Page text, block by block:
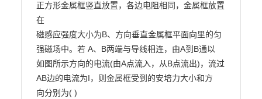
正方形金属框竖直放置，各边电阻相同，金属框放置
在
磁感应强度大小为B、方向垂直金属框平面向里的匀
强磁场中。若 A、B两端与导线相连，由A到B通以
如图所示方向的电流(由A点流入，从B点流出)，流过
AB边的电流为I，则金属框受到的安培力大小和方
向分别为( )